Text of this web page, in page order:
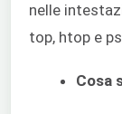
nelle
top, htop e
Cosa